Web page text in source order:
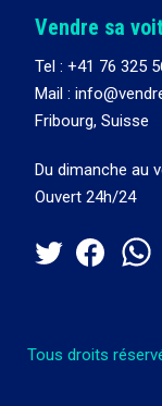
Vendre sa
Tel : +41 76 325
Mail :
Fribourg, Suisse
Du dimanche au
Ouvert 24h/24
Tous droits